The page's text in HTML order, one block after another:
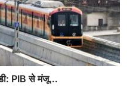
PIB से मंजू...